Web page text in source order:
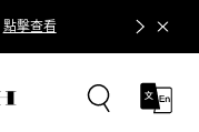
點擊查看 立即追蹤